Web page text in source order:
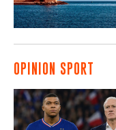
OPINION SPORT